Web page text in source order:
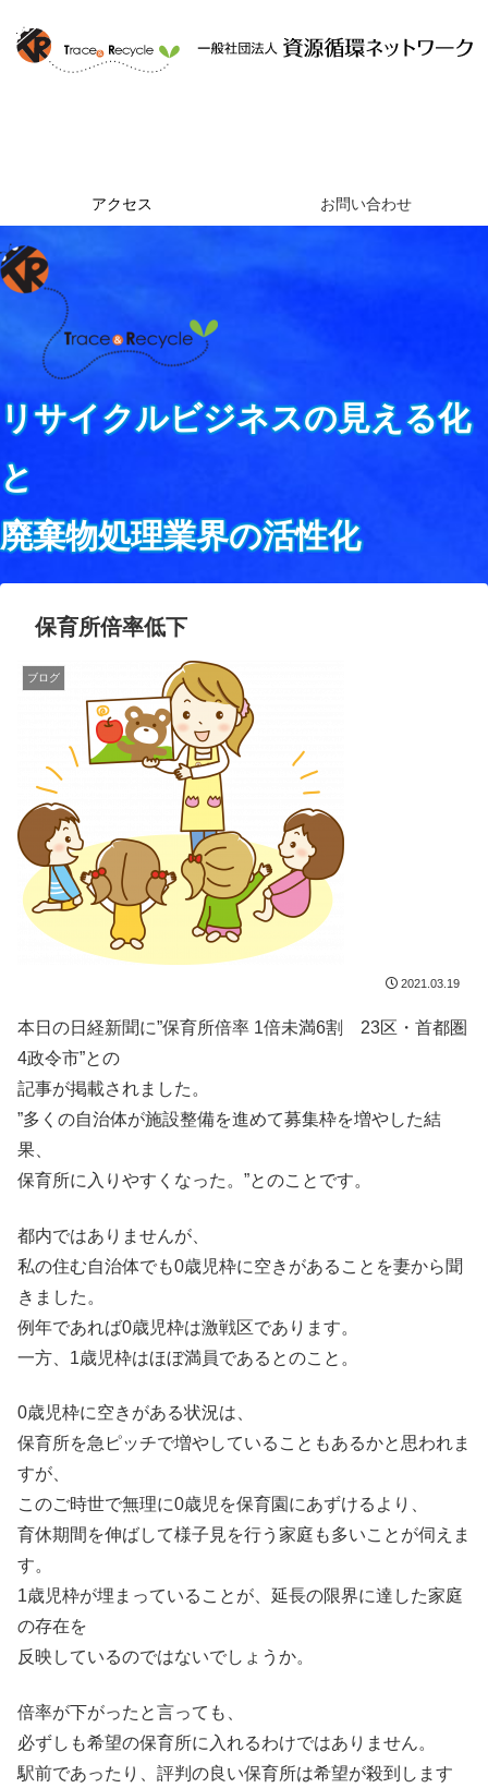
アクセス お問い合わせ
リサイクルビジネスの見える化
と
廃棄物処理業界の活性化
保育所倍率低下
ブログ
2021.03.19
本日の日経新聞に”保育所倍率 1倍未満6割 23区・首都圏
4政令市”との
記事が掲載されました。
”多くの自治体が施設整備を進めて募集枠を増やした結
果、
保育所に入りやすくなった。”とのことです。
都内ではありませんが、
私の住む自治体でも0歳児枠に空きがあることを妻から聞
きました。
例年であれば0歳児枠は激戦区であります。
一方、1歳児枠はほぼ満員であるとのこと。
0歳児枠に空きがある状況は、
保育所を急ピッチで増やしていることもあるかと思われま
すが、
このご時世で無理に0歳児を保育園にあずけるより、
育休期間を伸ばして様子見を行う家庭も多いことが伺えま
す。
1歳児枠が埋まっていることが、延長の限界に達した家庭
の存在を
反映しているのではないでしょうか。
倍率が下がったと言っても、
必ずしも希望の保育所に入れるわけではありません。
駅前であったり、評判の良い保育所は希望が殺到します